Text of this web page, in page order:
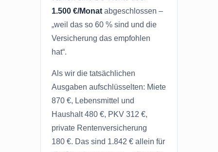
1.500 €/Monat abgeschlossen –
„weil das so 60 % sind und die
Versicherung das empfohlen
hat“.
Als wir die tatsächlichen
Ausgaben aufschlüsselten: Miete
870 €, Lebensmittel und
Haushalt 480 €, PKV 312 €,
private Rentenversicherung
180 €. Das sind 1.842 € allein für